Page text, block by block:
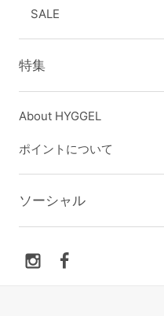
SALE
特集
About HYGGEL
ポイントについて
ソーシャル